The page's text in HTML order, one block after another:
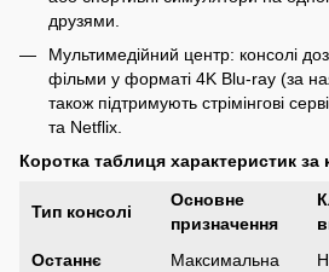
друзями.
Мультимедійний центр: консолі
фільми у форматі 4K Blu-ray (за
також підтримують стрімінгові
та Netflix.
Коротка таблиця характеристик за
Тип консолі
Основне
призначення
Останнє
Максимальна